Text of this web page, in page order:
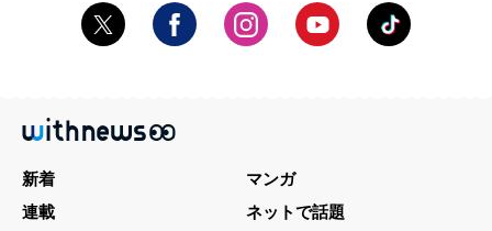
新着
マンガ
連載
ネットで話題